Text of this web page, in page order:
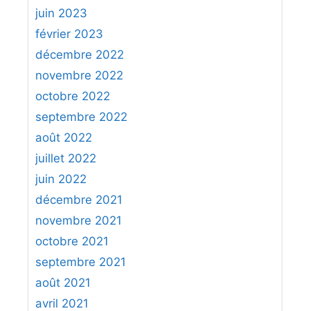
juin 2023
février 2023
décembre 2022
novembre 2022
octobre 2022
septembre 2022
août 2022
juillet 2022
juin 2022
décembre 2021
novembre 2021
octobre 2021
septembre 2021
août 2021
avril 2021